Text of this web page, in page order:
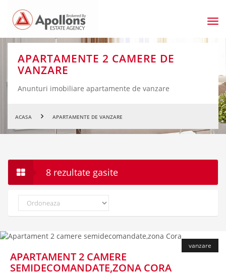
APARTAMENTE 2 CAMERE DE
VANZARE
Anunturi imobiliare apartamente de vanzare
ACASA APARTAMENTE DE VANZARE
8 rezultate gasite
Ordoneaza
dupa
vanzare
APARTAMENT 2 CAMERE
SEMIDECOMANDATE,ZONA CORA